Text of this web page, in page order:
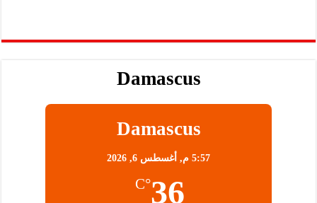
Damascus
Damascus
5:57 م, أغسطس 6, 2026
36
°C